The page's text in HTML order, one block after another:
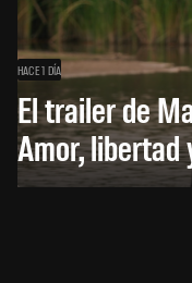
HACE 1 DÍA
El trailer de
Amor, libertad